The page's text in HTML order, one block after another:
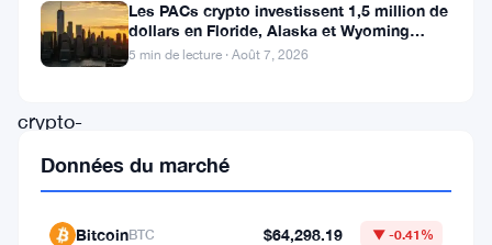
marché
crypto-
monnaies
continue
Les PACs crypto investissent 1,5 million de
dollars en Floride, Alaska et Wyoming
après un revers au Michigan
5 min de lecture · Août 7, 2026
Données du marché
BitcoinBTC $64,298.19 ▼ -0.41%